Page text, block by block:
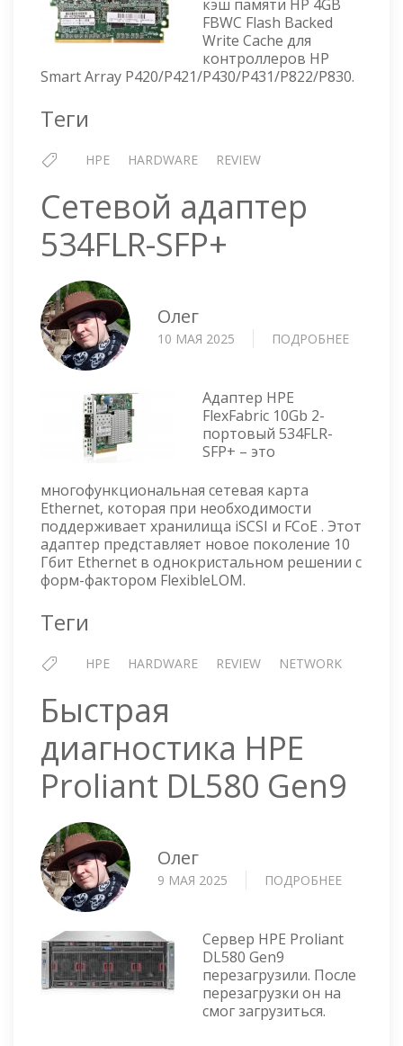
(FBWC)
кэш памяти HP 4GB
FBWC Flash Backed
Write Cache для
контроллеров HP
Smart Array P420/P421/P430/P431/P822/P830.
Теги
HPE HARDWARE REVIEW
Сетевой адаптер
534FLR-SFP+
Олег
10 МАЯ 2025 ПОДРОБНЕЕ
Адаптер HPE
FlexFabric 10Gb 2-
портовый 534FLR-
SFP+ – это
многофункциональная сетевая карта
Ethernet, которая при необходимости
поддерживает хранилища iSCSI и FCoE . Этот
адаптер представляет новое поколение 10
Гбит Ethernet в однокристальном решении с
форм-фактором FlexibleLOM.
Теги
HPE HARDWARE REVIEW NETWORK
Быстрая
диагностика HPE
Proliant DL580 Gen9
Олег
9 МАЯ 2025 ПОДРОБНЕЕ
HPE
DL580
Сервер HPE Proliant
DL580 Gen9
перезагрузили. После
перезагрузки он на
смог загрузиться.